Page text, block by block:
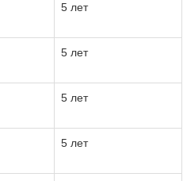
5 лет
5 лет
5 лет
5 лет